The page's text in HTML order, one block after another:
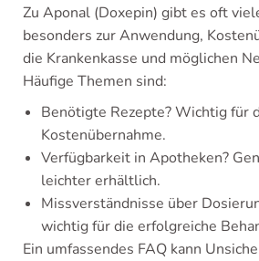
Zu Aponal (Doxepin) gibt es oft
besonders zur Anwendung,
die Krankenkasse und möglichen
Häufige Themen sind:
Benötigte Rezepte? Wichtig für
Kostenübernahme.
Verfügbarkeit in Apotheken?
leichter erhältlich.
Missverständnisse über
wichtig für die erfolgreiche
Ein umfassendes FAQ kann